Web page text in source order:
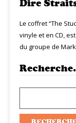
Dire
Le coffret “The
vinyle et en CD,
du groupe de